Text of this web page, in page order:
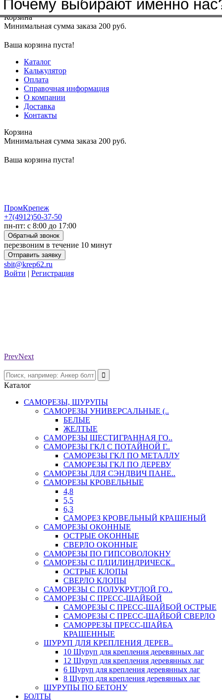
Меню+7(4912)50-37-50sbit@krep62.ru
Корзина
Минимальная сумма заказа 200 руб.
Ваша корзина пуста!
Каталог
Калькулятор
Оплата
Справочная информация
О компании
Доставка
Контакты
Корзина
Минимальная сумма заказа 200 руб.
Ваша корзина пуста!
ПромКрепеж
+7(4912)50-37-50
пн-пт: с 8:00 до 17:00
Обратный звонок
перезвоним в течение 10 минут
Отправить заявку
sbit@krep62.ru
Войти | Регистрация
PrevNext
Каталог
САМОРЕЗЫ, ШУРУПЫ
САМОРЕЗЫ УНИВЕРСАЛЬНЫЕ (..
БЕЛЫЕ
ЖЕЛТЫЕ
САМОРЕЗЫ ШЕСТИГРАННАЯ ГО..
САМОРЕЗЫ ГКЛ С ПОТАЙНОЙ Г..
САМОРЕЗЫ ГКЛ ПО МЕТАЛЛУ
САМОРЕЗЫ ГКЛ ПО ДЕРЕВУ
САМОРЕЗЫ ДЛЯ СЭНДВИЧ ПАНЕ..
САМОРЕЗЫ КРОВЕЛЬНЫЕ
4,8
5,5
6,3
САМОРЕЗ КРОВЕЛЬНЫЙ КРАШЕНЫЙ
САМОРЕЗЫ ОКОННЫЕ
ОСТРЫЕ ОКОННЫЕ
СВЕРЛО ОКОННЫЕ
САМОРЕЗЫ ПО ГИПСОВОЛОКНУ
САМОРЕЗЫ С П/ЦИЛИНДРИЧЕСК..
ОСТРЫЕ КЛОПЫ
СВЕРЛО КЛОПЫ
САМОРЕЗЫ С ПОЛУКРУГЛОЙ ГО..
САМОРЕЗЫ С ПРЕСС-ШАЙБОЙ
САМОРЕЗЫ С ПРЕСС-ШАЙБОЙ ОСТРЫЕ
САМОРЕЗЫ С ПРЕСС-ШАЙБОЙ СВЕРЛО
САМОРРЕЗЫ ПРЕСС-ШАЙБА
КРАШЕННЫЕ
ШУРУП ДЛЯ КРЕПЛЕНИЯ ДЕРЕВ..
10 Шуруп для крепления деревянных лаг
12 Шуруп для крепления деревянных лаг
6 Шуруп для крепления деревянных лаг
8 Шуруп для крепления деревянных лаг
ШУРУПЫ ПО БЕТОНУ
БОЛТЫ
Почему выбирают именно